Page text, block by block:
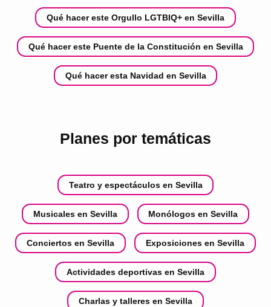
Qué hacer este Orgullo LGTBIQ+ en Sevilla
Qué hacer este Puente de la Constitución en Sevilla
Qué hacer esta Navidad en Sevilla
Planes por temáticas
Teatro y espectáculos en Sevilla
Musicales en Sevilla Monólogos en Sevilla
Conciertos en Sevilla Exposiciones en Sevilla
Actividades deportivas en Sevilla
Charlas y talleres en Sevilla